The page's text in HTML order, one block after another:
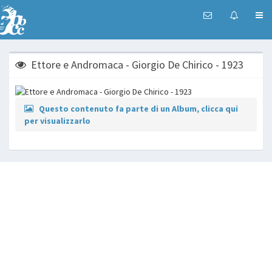
Ettore e Andromaca - Giorgio De Chirico - 1923
Questo contenuto fa parte di un Album, clicca qui
per visualizzarlo